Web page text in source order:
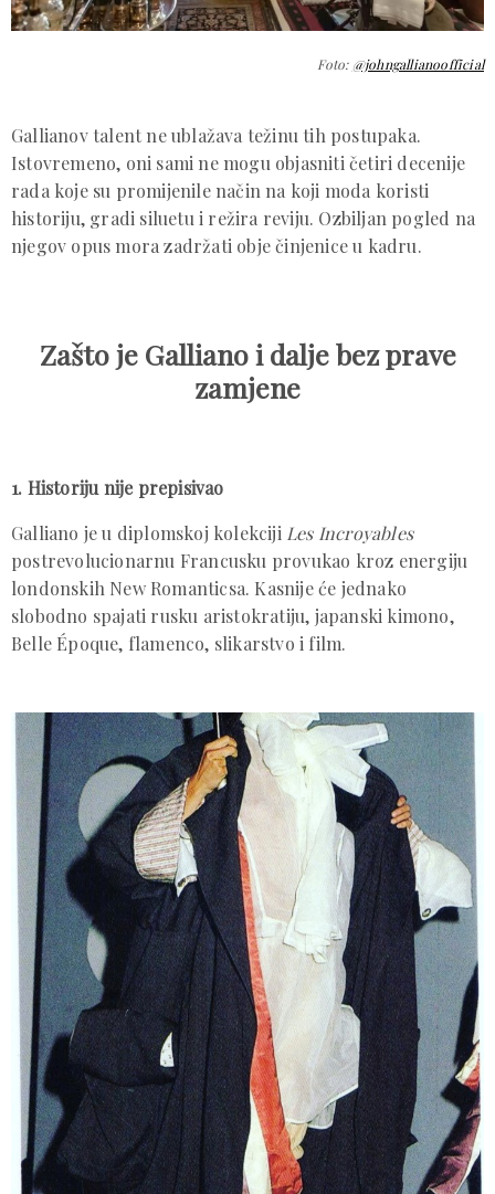
Foto: @johngallianoofficial
Gallianov talent ne ublažava težinu tih postupaka.
Istovremeno, oni sami ne mogu objasniti četiri decenije
rada koje su promijenile način na koji moda koristi
historiju, gradi siluetu i režira reviju. Ozbiljan pogled na
njegov opus mora zadržati obje činjenice u kadru.
Zašto je Galliano i dalje bez prave
zamjene
1. Historiju nije prepisivao
Galliano je u diplomskoj kolekciji Les Incroyables
postrevolucionarnu Francusku provukao kroz energiju
londonskih New Romanticsa. Kasnije će jednako
slobodno spajati rusku aristokratiju, japanski kimono,
Belle Époque, flamenco, slikarstvo i film.